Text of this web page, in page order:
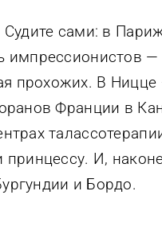
сами: в
импрессионистов
прохожих. В
Франции в
И,
и Бордо.